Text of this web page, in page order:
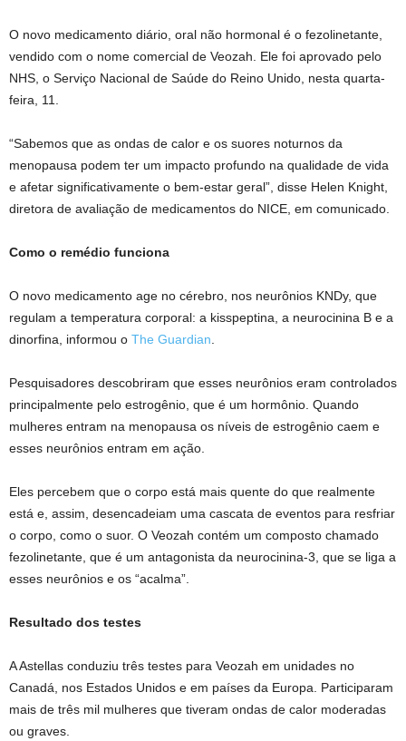
O novo medicamento diário, oral não hormonal é o fezolinetante,
vendido com o nome comercial de Veozah. Ele foi aprovado pelo
NHS, o Serviço Nacional de Saúde do Reino Unido, nesta quarta-
feira, 11.
“Sabemos que as ondas de calor e os suores noturnos da
menopausa podem ter um impacto profundo na qualidade de vida
e afetar significativamente o bem-estar geral”, disse Helen Knight,
diretora de avaliação de medicamentos do NICE, em comunicado.
Como o remédio funciona
O novo medicamento age no cérebro, nos neurônios KNDy, que
regulam a temperatura corporal: a kisspeptina, a neurocinina B e a
dinorfina, informou o The Guardian.
Pesquisadores descobriram que esses neurônios eram controlados
principalmente pelo estrogênio, que é um hormônio. Quando
mulheres entram na menopausa os níveis de estrogênio caem e
esses neurônios entram em ação.
Eles percebem que o corpo está mais quente do que realmente
está e, assim, desencadeiam uma cascata de eventos para resfriar
o corpo, como o suor. O Veozah contém um composto chamado
fezolinetante, que é um antagonista da neurocinina-3, que se liga a
esses neurônios e os “acalma”.
Resultado dos testes
A Astellas conduziu três testes para Veozah em unidades no
Canadá, nos Estados Unidos e em países da Europa. Participaram
mais de três mil mulheres que tiveram ondas de calor moderadas
ou graves.